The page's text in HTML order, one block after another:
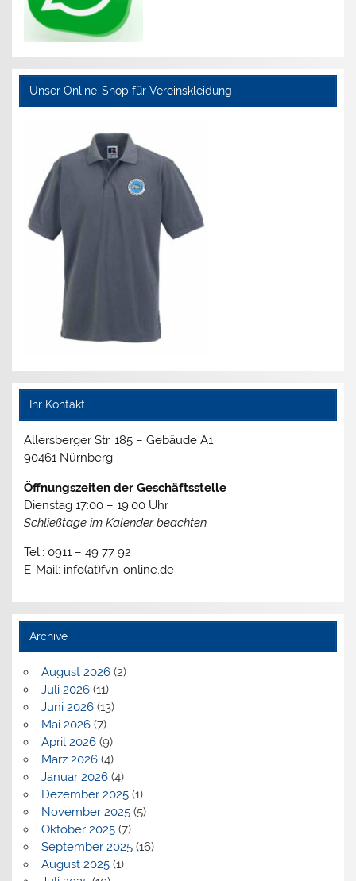
Unser Online-Shop für Vereinskleidung
Ihr Kontakt
Allersberger Str. 185 – Gebäude A1
90461 Nürnberg
Öffnungszeiten der Geschäftsstelle
Dienstag 17:00 – 19:00 Uhr
Schließtage im Kalender beachten
Tel.: 0911 – 49 77 92
E-Mail: info(at)fvn-online.de
Archive
August 2026(2)
Juli 2026(11)
Juni 2026(13)
Mai 2026(7)
April 2026(9)
März 2026(4)
Januar 2026(4)
Dezember 2025(1)
November 2025(5)
Oktober 2025(7)
September 2025(16)
August 2025(1)